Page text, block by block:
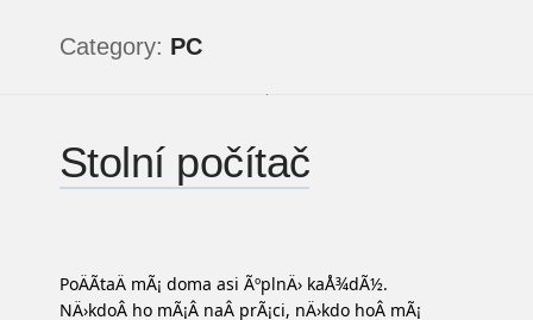
Category: PC
Stolní počítač
PoÄÃ­taÄ mÃ¡ doma asi ÃºplnÄ› kaÅ¾dÃ½.
NÄ›kdoÂ ho mÃ¡Â naÂ prÃ¡ci, nÄ›kdo hoÂ mÃ¡